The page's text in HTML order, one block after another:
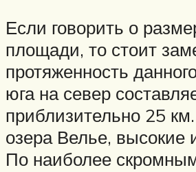
Если говорить о
площади, то стоит
протяженность
юга на север
приблизительно 25
озера Велье, высокие
По наиболее